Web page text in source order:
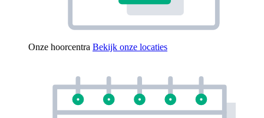
Onze hoorcentra Bekijk onze locaties